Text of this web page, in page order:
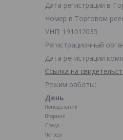
Дата регистрации в
Номер в Торговом
УНП: 191012035
Регистрационный
Дата регистрации
Ссылка на
Режим работы:
День
Понедельник
Вторник
Среда
Четверг